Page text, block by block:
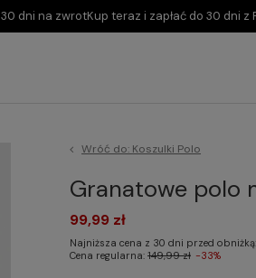
30 dni na zwrotKup teraz i zapłać do 30 dni z
Wróć do: Koszulki Polo
Granatowe polo
99,99 zł
Najniższa cena z 30 dni przed
Cena regularna:149,99 zł -33%